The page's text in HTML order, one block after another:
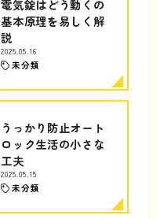
電気錠はどう動くの
基本原理を易しく解
説
2025.05.16
未分類
うっかり防止オート
ロック生活の小さな
工夫
2025.05.15
未分類